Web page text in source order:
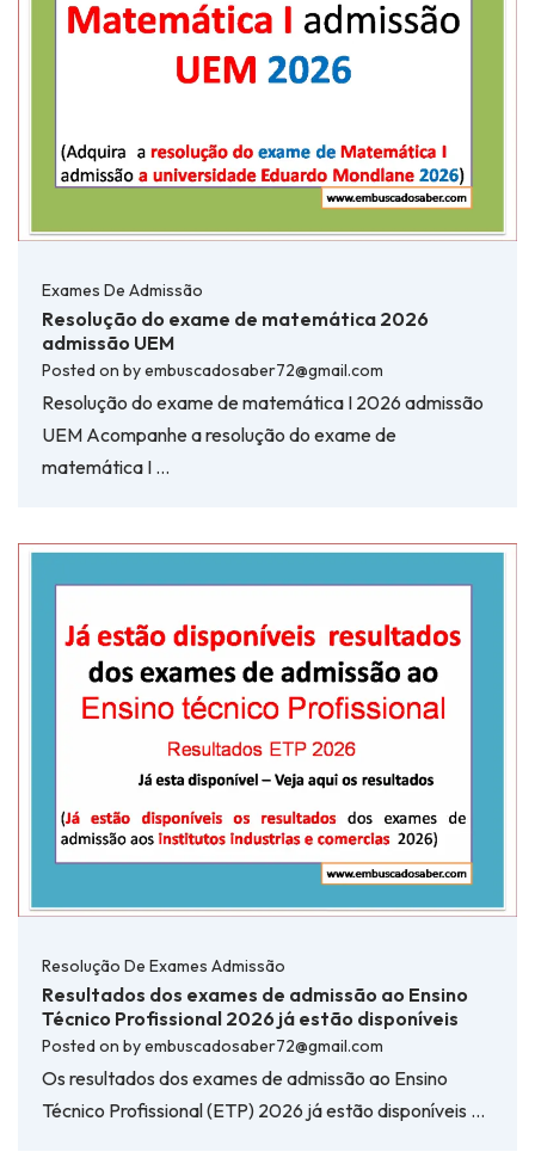
Exames De Admissão
Resolução do exame de matemática 2026
admissão UEM
Posted on byembuscadosaber72@gmail.com
Resolução do exame de matemática I 2026 admissão
UEM Acompanhe a resolução do exame de
matemática I …
Resolução De Exames Admissão
Resultados dos exames de admissão ao Ensino
Técnico Profissional 2026 já estão disponíveis
Posted on byembuscadosaber72@gmail.com
Os resultados dos exames de admissão ao Ensino
Técnico Profissional (ETP) 2026 já estão disponíveis …